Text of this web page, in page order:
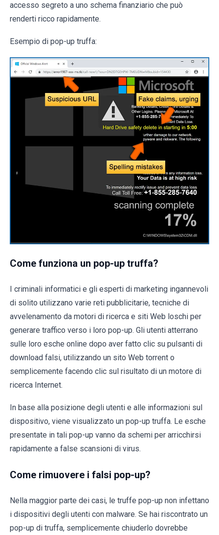
accesso segreto a uno schema finanziario che può
renderti ricco rapidamente.
Esempio di pop-up truffa:
Come funziona un pop-up truffa?
I criminali informatici e gli esperti di marketing ingannevoli
di solito utilizzano varie reti pubblicitarie, tecniche di
avvelenamento da motori di ricerca e siti Web loschi per
generare traffico verso i loro pop-up. Gli utenti atterrano
sulle loro esche online dopo aver fatto clic su pulsanti di
download falsi, utilizzando un sito Web torrent o
semplicemente facendo clic sul risultato di un motore di
ricerca Internet.
In base alla posizione degli utenti e alle informazioni sul
dispositivo, viene visualizzato un pop-up truffa. Le esche
presentate in tali pop-up vanno da schemi per arricchirsi
rapidamente a false scansioni di virus.
Come rimuovere i falsi pop-up?
Nella maggior parte dei casi, le truffe pop-up non infettano
i dispositivi degli utenti con malware. Se hai riscontrato un
pop-up di truffa, semplicemente chiuderlo dovrebbe